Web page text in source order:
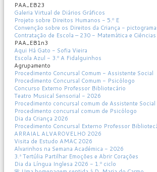
PAA_EB23
Galeria Virtual de Diários Gráficos
Projeto sobre Direitos Humanos - 5.º E
Convenção sobre os Direitos da Criança -
Contratação de Escola – 230 - Matemática e
PAA_EB1n3
Aqui Há Gato - Sofia Vieira
Escola Azul - 3.º A Fidalguinhos
Agrupamento
Procedimento Concursal Comum - Assistente Social
Procedimento Concursal Comum - Psicólogo
Concurso Externo Professor Bibliotecário
Teatro Musical Sensorial - 2026
Procedimento concursal comum de Assistente Social
Procedimento concursal comum de Psicólogo
Dia da Criança 2026
Procedimento Concursal Externo Professor
ARRAIAL ALVAROVELHO 2026
Visita de Estudo AMAC 2026
Alvarinhos na Semana Académica - 2026
3.ª Tertúlia Partilhar Emoções e Abrir Corações
Dia da Língua Inglesa 2026 - 1.º ciclo